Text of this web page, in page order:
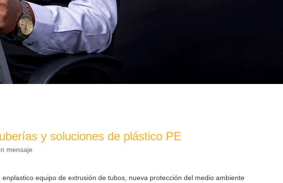
y soluciones de plástico PE
mensaje
enplastico equipo de extrusión de tubos , nueva protección del medio ambiente